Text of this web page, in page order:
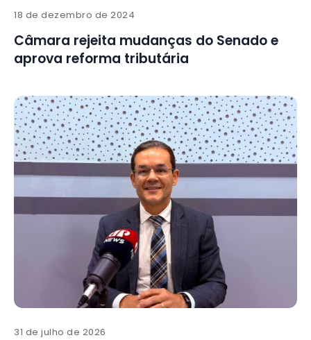
18 de dezembro de 2024
Câmara rejeita mudanças do Senado e
aprova reforma tributária
31 de julho de 2026